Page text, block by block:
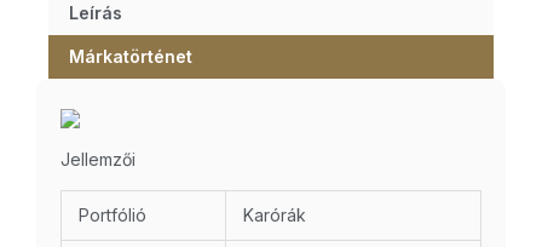
Leírás
Márkatörténet
Jellemzői
Portfólió Karórák